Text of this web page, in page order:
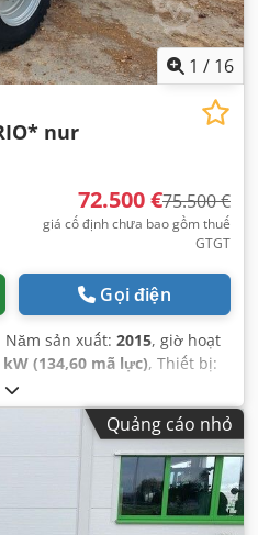
1 / 16
nur
72.500 €75.500 €
giá cố định chưa bao gồm thuế
GTGT
Gọi điện
Năm sản xuất: 2015, giờ hoạt
kW (134,60 mã lực), Thiết bị:
hòa không khí
Quảng cáo nhỏ